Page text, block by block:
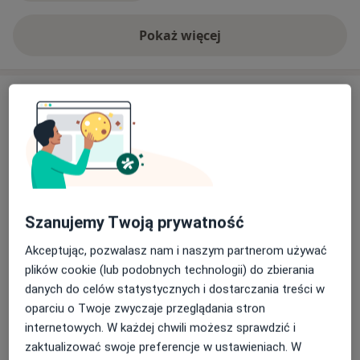
Pokaż więcejo doświadczeniu
Usługi i ceny
Konsultacja psychologiczna
Od 180 zł Szczegóły
Od 180 zł Szczegóły
Testy psychologiczne
Od 180 zł Szczegóły Umów wizytę
Terapia par
250 zł Szczegóły Umów wizytę
Szanujemy Twoją prywatność
Akceptując, pozwalasz nam i naszym partnerom używać
plików cookie (lub podobnych technologii) do zbierania
danych do celów statystycznych i dostarczania treści w
oparciu o Twoje zwyczaje przeglądania stron
internetowych. W każdej chwili możesz sprawdzić i
zaktualizować swoje preferencje w ustawieniach. W